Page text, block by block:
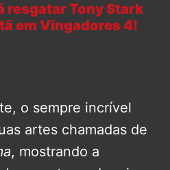
resgatar Tony Stark
em Vingadores 4!
o sempre incrível
artes chamadas de
, mostrando a